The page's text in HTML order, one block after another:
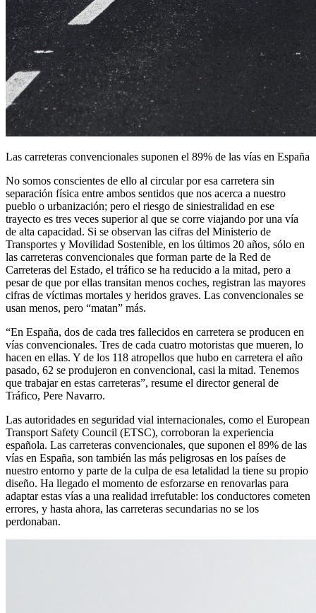
Las carreteras convencionales suponen el 89% de las vías en España
No somos conscientes de ello al circular por esa carretera sin
separación física entre ambos sentidos que nos acerca a nuestro
pueblo o urbanización; pero el riesgo de siniestralidad en ese
trayecto es tres veces superior al que se corre viajando por una vía
de alta capacidad. Si se observan las cifras del Ministerio de
Transportes y Movilidad Sostenible, en los últimos 20 años, sólo en
las carreteras convencionales que forman parte de la Red de
Carreteras del Estado, el tráfico se ha reducido a la mitad, pero a
pesar de que por ellas transitan menos coches, registran las mayores
cifras de víctimas mortales y heridos graves. Las convencionales se
usan menos, pero “matan” más.
“En España, dos de cada tres fallecidos en carretera se producen en
vías convencionales. Tres de cada cuatro motoristas que mueren, lo
hacen en ellas. Y de los 118 atropellos que hubo en carretera el año
pasado, 62 se produjeron en convencional, casi la mitad. Tenemos
que trabajar en estas carreteras”, resume el director general de
Tráfico, Pere Navarro.
Las autoridades en seguridad vial internacionales, como el European
Transport Safety Council (ETSC), corroboran la experiencia
española. Las carreteras convencionales, que suponen el 89% de las
vías en España, son también las más peligrosas en los países de
nuestro entorno y parte de la culpa de esa letalidad la tiene su propio
diseño. Ha llegado el momento de esforzarse en renovarlas para
adaptar estas vías a una realidad irrefutable: los conductores cometen
errores, y hasta ahora, las carreteras secundarias no se los
perdonaban.